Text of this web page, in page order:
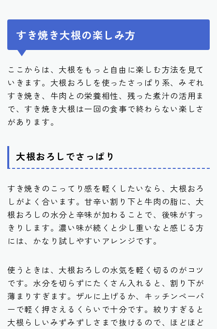
すき焼き大根の楽しみ方
ここからは、大根をもっと自由に楽しむ方法を見て
いきます。大根おろしを使ったさっぱり系、みぞれ
すき焼き、牛肉との栄養相性、残った煮汁の活用ま
で、すき焼き大根は一回の食事で終わらない楽しさ
があります。
大根おろしでさっぱり
すき焼きのこってり感を軽くしたいなら、大根おろ
しがよく合います。甘辛い割り下と牛肉の脂に、大
根おろしの水分と辛味が加わることで、後味がすっ
きりします。濃い味が続くと少し重いなと感じる方
には、かなり試しやすいアレンジです。
使うときは、大根おろしの水気を軽く切るのがコツ
です。水分を切らずにたくさん入れると、割り下が
薄まりすぎます。ザルに上げるか、キッチンペーパ
ーで軽く押さえるくらいで十分です。絞りすぎると
大根らしいみずみずしさまで抜けるので、ほどほど